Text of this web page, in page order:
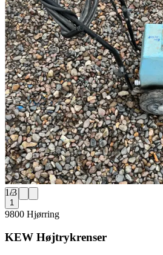
1/3
1
9800 Hjørring
KEW Højtrykrenser